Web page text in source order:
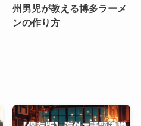
州男児が教える博多ラーメ
ンの作り方